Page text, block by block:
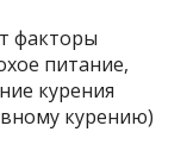
факторы
питание,
курения
курению)